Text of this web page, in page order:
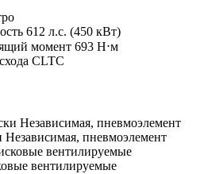
612 л.с. (450 кВт)
момент 693 Н⋅м
CLTC
Независимая, пневмоэлемент
Независимая, пневмоэлемент
вентилируемые
вентилируемые